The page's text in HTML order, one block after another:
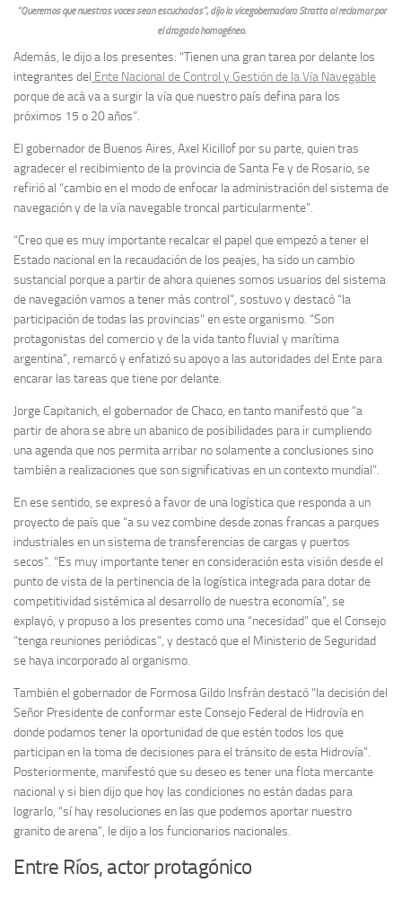
“Queremos que nuestras voces sean escuchadas”, dijo la vicegobernadora Stratta al reclamar por
el dragado homogéneo.
Además, le dijo a los presentes: “Tienen una gran tarea por delante los
integrantes del Ente Nacional de Control y Gestión de la Vía Navegable
porque de acá va a surgir la vía que nuestro país defina para los
próximos 15 o 20 años”.
El gobernador de Buenos Aires, Axel Kicillof por su parte, quien tras
agradecer el recibimiento de la provincia de Santa Fe y de Rosario, se
refirió al “cambio en el modo de enfocar la administración del sistema de
navegación y de la vía navegable troncal particularmente”.
“Creo que es muy importante recalcar el papel que empezó a tener el
Estado nacional en la recaudación de los peajes, ha sido un cambio
sustancial porque a partir de ahora quienes somos usuarios del sistema
de navegación vamos a tener más control”, sostuvo y destacó “la
participación de todas las provincias” en este organismo. “Son
protagonistas del comercio y de la vida tanto fluvial y marítima
argentina”, remarcó y enfatizó su apoyo a las autoridades del Ente para
encarar las tareas que tiene por delante.
Jorge Capitanich, el gobernador de Chaco, en tanto manifestó que “a
partir de ahora se abre un abanico de posibilidades para ir cumpliendo
una agenda que nos permita arribar no solamente a conclusiones sino
también a realizaciones que son significativas en un contexto mundial”.
En ese sentido, se expresó a favor de una logística que responda a un
proyecto de país que “a su vez combine desde zonas francas a parques
industriales en un sistema de transferencias de cargas y puertos
secos”. “Es muy importante tener en consideración esta visión desde el
punto de vista de la pertinencia de la logística integrada para dotar de
competitividad sistémica al desarrollo de nuestra economía”, se
explayó, y propuso a los presentes como una “necesidad” que el Consejo
“tenga reuniones periódicas”, y destacó que el Ministerio de Seguridad
se haya incorporado al organismo.
También el gobernador de Formosa Gildo Insfrán destacó “la decisión del
Señor Presidente de conformar este Consejo Federal de Hidrovía en
donde podamos tener la oportunidad de que estén todos los que
participan en la toma de decisiones para el tránsito de esta Hidrovía”.
Posteriormente, manifestó que su deseo es tener una flota mercante
nacional y si bien dijo que hoy las condiciones no están dadas para
lograrlo, “sí hay resoluciones en las que podemos aportar nuestro
granito de arena”, le dijo a los funcionarios nacionales.
Entre Ríos, actor protagónico